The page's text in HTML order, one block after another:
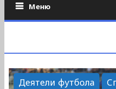
Меню
Деятели футбола